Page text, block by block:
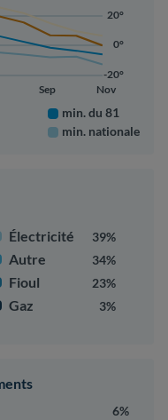
-20°
0°
20°
Sep Nov
min. du 81
min. nationale
Électricité 39%
Autre 34%
Fioul 23%
Gaz 3%
6%